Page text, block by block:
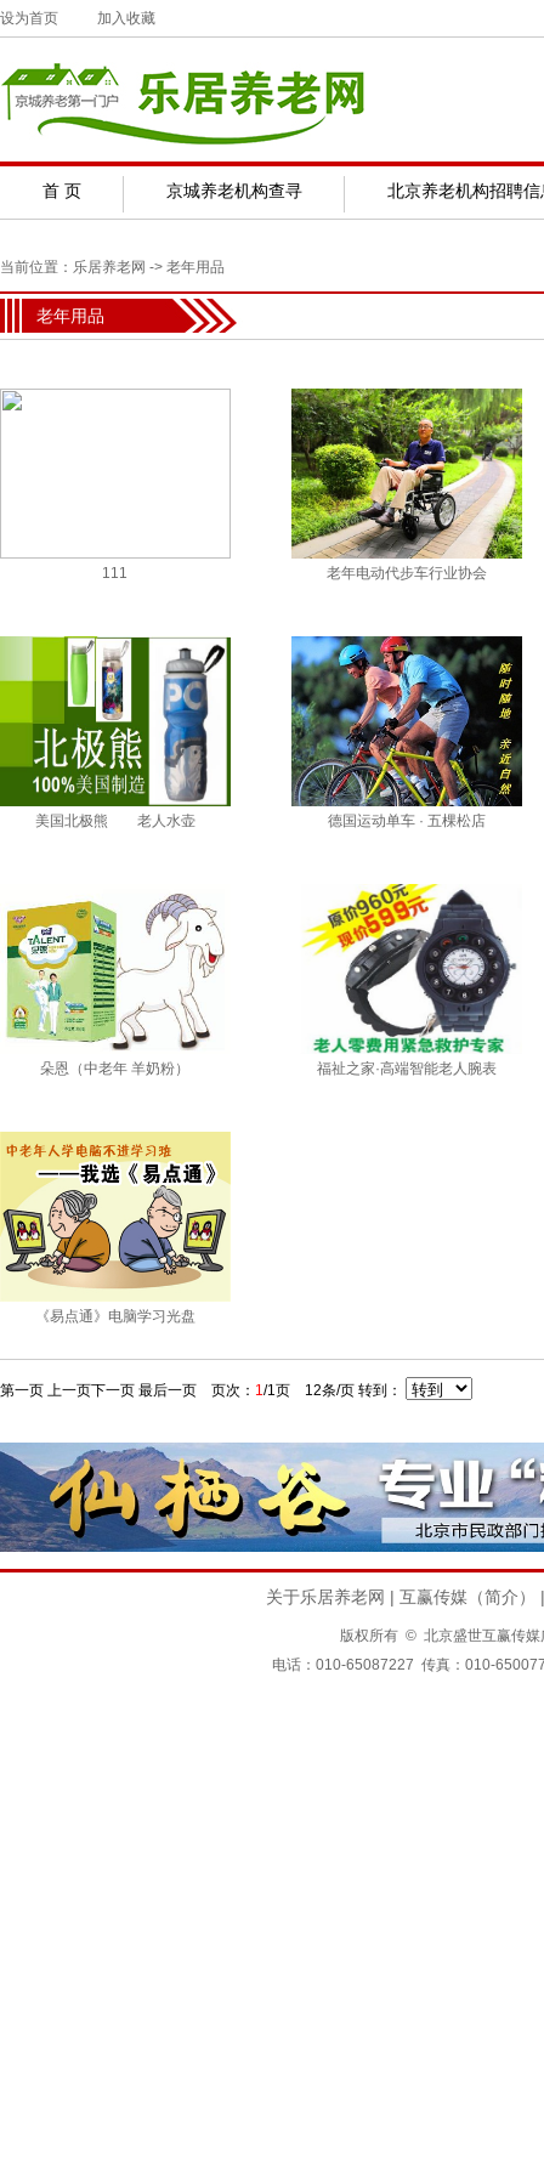
设为首页 加入收藏
首 页 京城养老机构查寻 北京养老机构招聘信
当前位置： 乐居养老网 -> 老年用品
老年用品
111 老年电动代步车行业协会
美国北极熊 老人水壶 德国运动单车 · 五棵松店
朵恩（中老年 羊奶粉） 福祉之家·高端智能老人腕表
《易点通》电脑学习光盘
第一页 上一页下一页 最后一页 页次： 1/1页 12条/页 转到：
关于乐居养老网 | 互赢传媒（简介）
版权所有 © 北京盛世互赢传
电话：010-65087227 传真：010-